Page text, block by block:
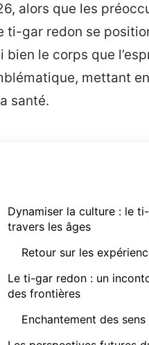
alors que les
ti-gar redon se
bien le corps que
mettant
santé.
Dynamiser la culture : le
travers les âges
Retour sur les
Le ti-gar redon : un
des frontières
Enchantement des sens